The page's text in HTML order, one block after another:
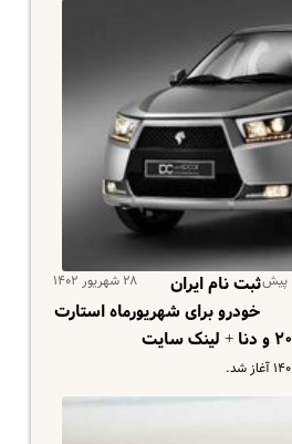
| پیش
۲۸ شهریور ۱۴۰۲
ثبت نام ایران
خودرو برای شهریورماه استارت